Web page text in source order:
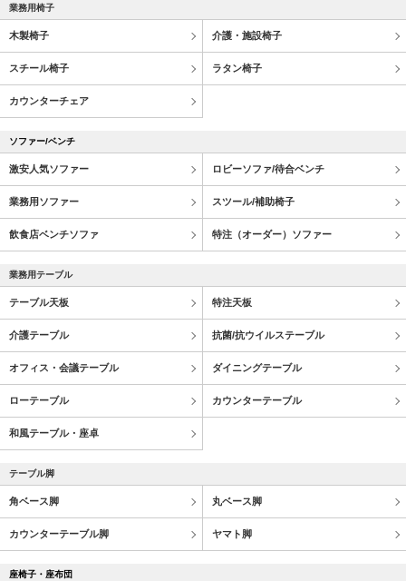
業務用椅子
木製椅子 介護・施設椅子
スチール椅子 ラタン椅子
カウンターチェア
ソファー/ベンチ
激安人気ソファー ロビーソファ/待合ベンチ
業務用ソファー スツール/補助椅子
飲食店ベンチソファ 特注（オーダー）ソファー
業務用テーブル
テーブル天板 特注天板
介護テーブル 抗菌/抗ウイルステーブル
オフィス・会議テーブル ダイニングテーブル
ローテーブル カウンターテーブル
和風テーブル・座卓
テーブル脚
角ベース脚 丸ベース脚
カウンターテーブル脚 ヤマト脚
座椅子・座布団